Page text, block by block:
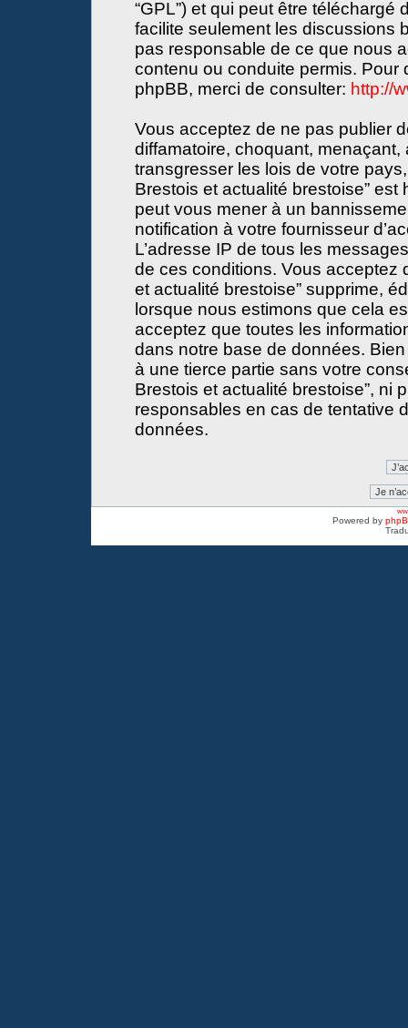
“GPL”) et qui peut être téléchargé
facilite seulement les discussions
pas responsable de ce que nous
contenu ou conduite permis. Pour
phpBB, merci de consulter: http://
Vous acceptez de ne pas publier
diffamatoire, choquant,
transgresser les lois de votre
Brestois et actualité brestoise”
peut vous mener à un
notification à votre fournisseur
L’adresse IP de tous les
de ces conditions. Vous acceptez
et actualité brestoise” supprime,
lorsque nous estimons que cela
acceptez que toutes les
dans notre base de données.
à une tierce partie sans votre
Brestois et actualité brestoise”, ni
responsables en cas de tentative
données.
Powered by